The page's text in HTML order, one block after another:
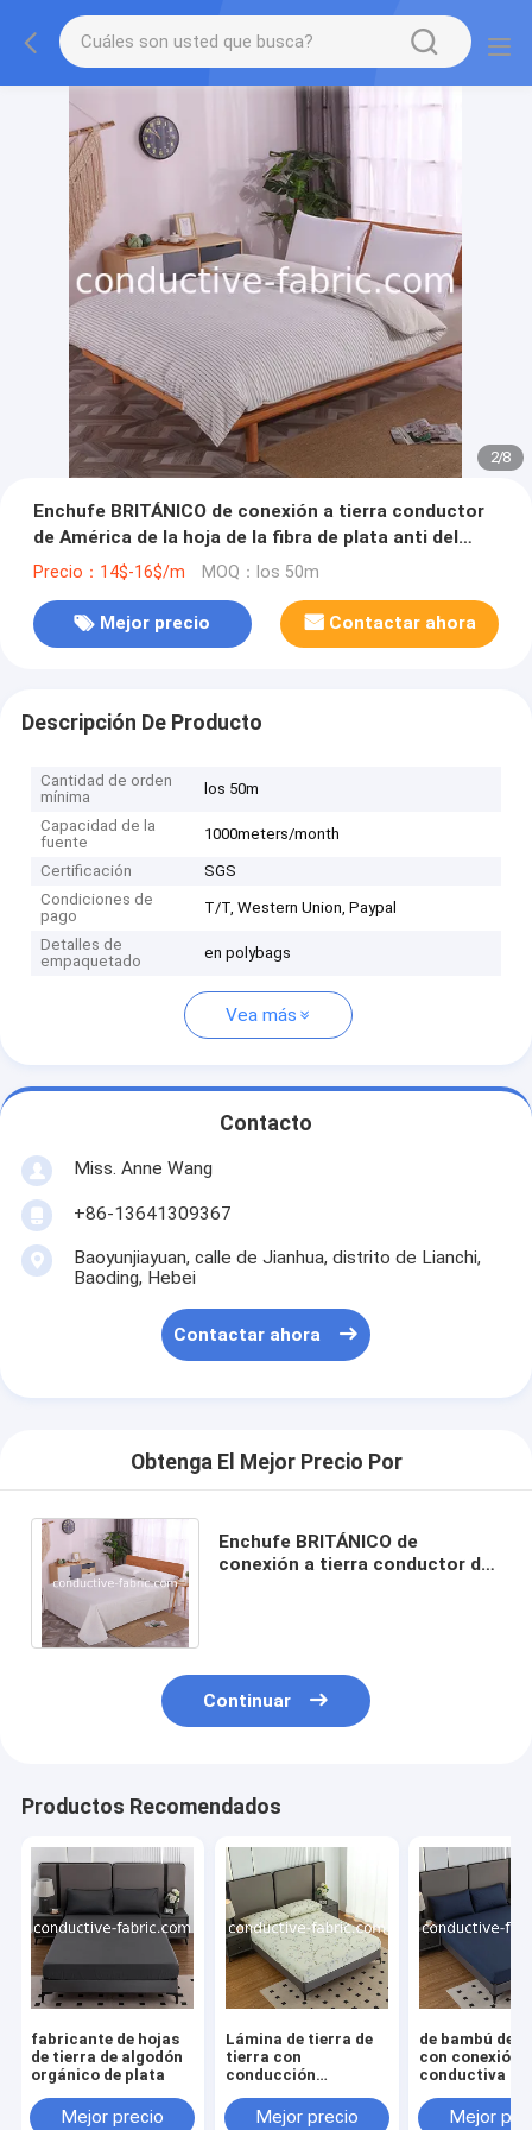
2/8
Enchufe BRITÁNICO de conexión a tierra conductor
de América de la hoja de la fibra de plata anti del
EMF
Precio：14$-16$/m MOQ：los 50m
Mejor precio Contactar ahora
Descripción De Producto
Cantidad de orden
mínima
los 50m
Capacidad de la
fuente
1000meters/month
Certificación
SGS
Condiciones de
pago
T/T, Western Union, Paypal
Detalles de
empaquetado
en polybags
Vea más
Contacto
Miss. Anne Wang
+86-13641309367
Baoyunjiayuan, calle de Jianhua, distrito de Lianchi,
Baoding, Hebei
Contactar ahora
Obtenga El Mejor Precio Por
Enchufe BRITÁNICO de
conexión a tierra conductor de
Continuar
Productos Recomendados
fabricante de hojas
de tierra de algodón
orgánico de plata
Mejor precio
Lámina de tierra de
tierra con
conducción
de algodón impresa y
Mejor precio
de bambú de
con conexión
conductiva
Mejor